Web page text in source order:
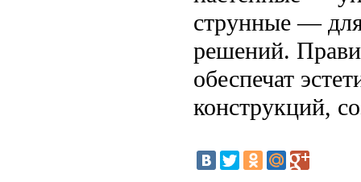
струнные —
решений.
обеспечат
конструкций,